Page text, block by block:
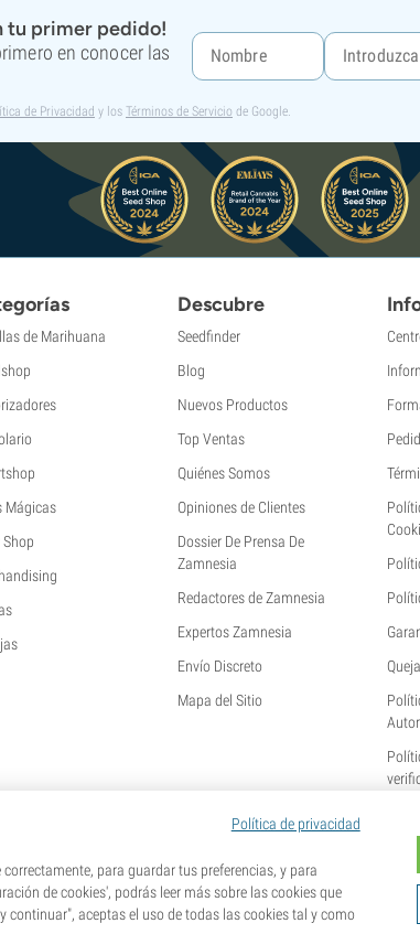
tu primer pedido!
en conocer las
de Privacidad y los Términos de Servicio de Google.
de Marihuana
Mágicas
Shop
Descubre
Seedfinder
Blog
Nuevos Productos
Top Ventas
Quiénes Somos
Opiniones de Clientes
Dossier De Prensa De
Zamnesia
Redactores de Zamnesia
Expertos Zamnesia
Envío Discreto
Mapa del Sitio
Autor
Política de privacidad
para guardar tus preferencias, y para
de cookies', podrás leer más sobre las cookies que
continuar", aceptas el uso de todas las cookies tal y como